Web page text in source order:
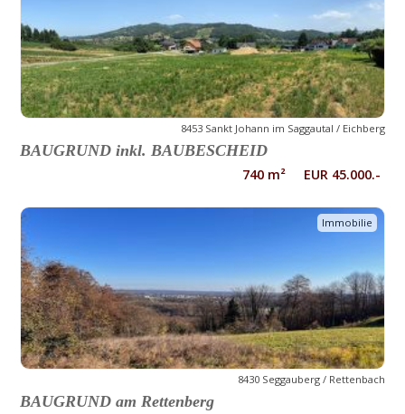
8453 Sankt Johann im Saggautal / Eichberg
BAUGRUND inkl. BAUBESCHEID
740 m² EUR 45.000.-
Immobilie
8430 Seggauberg / Rettenbach
BAUGRUND am Rettenberg